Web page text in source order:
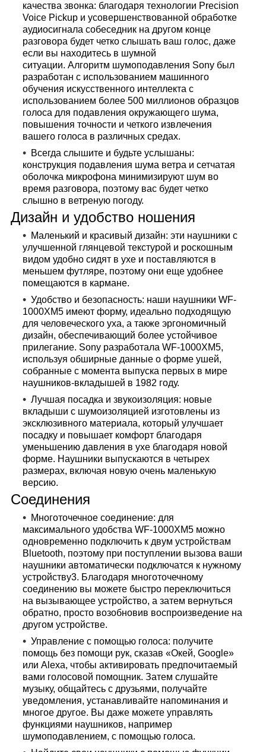
качества звонка: благодаря технологии Precision
Voice Pickup и усовершенствованной обработке
аудиосигнала собеседник на другом конце
разговора будет четко слышать ваш голос, даже
если вы находитесь в шумной
ситуации. Алгоритм шумоподавления Sony был
разработан с использованием машинного
обучения искусственного интеллекта с
использованием более 500 миллионов образцов
голоса для подавления окружающего шума,
повышения точности и четкого извлечения
вашего голоса в различных средах.
Всегда слышите и будьте услышаны:
конструкция подавления шума ветра и сетчатая
оболочка микрофона минимизируют шум во
время разговора, поэтому вас будет четко
слышно в ветреную погоду.
Дизайн и удобство ношения
Маленький и красивый дизайн: эти наушники с
улучшенной глянцевой текстурой и роскошным
видом удобно сидят в ухе и поставляются в
меньшем футляре, поэтому они еще удобнее
помещаются в кармане.
Удобство и безопасность: наши наушники WF-
1000XM5 имеют форму, идеально подходящую
для человеческого уха, а также эргономичный
дизайн, обеспечивающий более устойчивое
прилегание. Sony разработала WF-1000XM5,
используя обширные данные о форме ушей,
собранные с момента выпуска первых в мире
наушников-вкладышей в 1982 году.
Лучшая посадка и звукоизоляция: новые
вкладыши с шумоизоляцией изготовлены из
эксклюзивного материала, который улучшает
посадку и повышает комфорт благодаря
уменьшению давления в ухе благодаря новой
форме. Наушники выпускаются в четырех
размерах, включая новую очень маленькую
версию.
Соединения
Многоточечное соединение: для
максимального удобства WF-1000XM5 можно
одновременно подключить к двум устройствам
Bluetooth, поэтому при поступлении вызова ваши
наушники автоматически подключатся к нужному
устройству3. Благодаря многоточечному
соединению вы можете быстро переключиться
на вызывающее устройство, а затем вернуться
обратно, просто возобновив воспроизведение на
другом устройстве.
Управление с помощью голоса: получите
помощь без помощи рук, сказав «Окей, Google»
или Alexa, чтобы активировать предпочитаемый
вами голосовой помощник. Затем слушайте
музыку, общайтесь с друзьями, получайте
уведомления, устанавливайте напоминания и
многое другое. Вы даже можете управлять
функциями наушников, например
шумоподавлением, с помощью голоса.